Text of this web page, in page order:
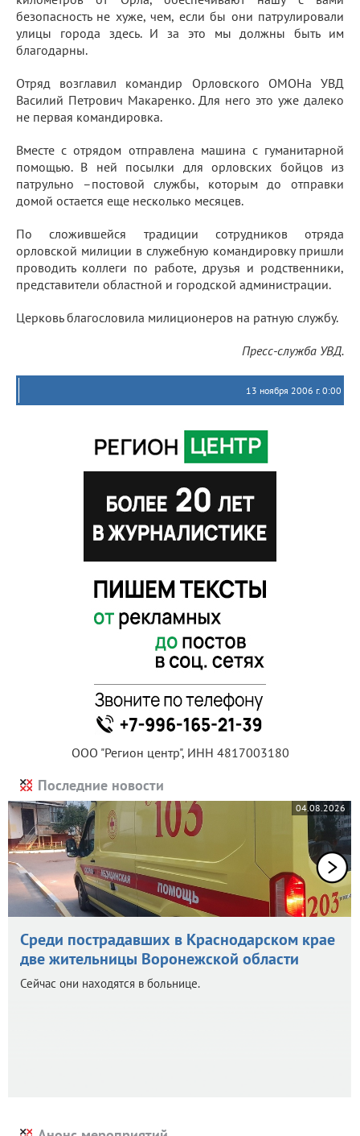
безопасность не хуже, чем, если бы они патрулировали
улицы города здесь. И за это мы должны быть им
благодарны.
Отряд возглавил командир Орловского ОМОНа УВД
Василий Петрович Макаренко. Для него это уже далеко
не первая командировка.
Вместе с отрядом отправлена машина с гуманитарной
помощью. В ней посылки для орловских бойцов из
патрульно –постовой службы, которым до отправки
домой остается еще несколько месяцев.
По сложившейся традиции сотрудников отряда
орловской милиции в служебную командировку пришли
проводить коллеги по работе, друзья и родственники,
представители областной и городской администрации.
Церковь благословила милиционеров на ратную службу.
Пресс-служба УВД.
13 ноября 2006 г. 0:00
ООО "Регион центр", ИНН 4817003180
Последние новости
04.08.2026
Среди пострадавших в Краснодарском крае
две жительницы Воронежской области
Сейчас они находятся в больнице.